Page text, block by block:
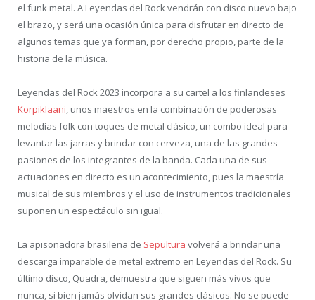
el funk metal. A Leyendas del Rock vendrán con disco nuevo bajo
el brazo, y será una ocasión única para disfrutar en directo de
algunos temas que ya forman, por derecho propio, parte de la
historia de la música.
Leyendas del Rock 2023 incorpora a su cartel a los finlandeses
Korpiklaani, unos maestros en la combinación de poderosas
melodías folk con toques de metal clásico, un combo ideal para
levantar las jarras y brindar con cerveza, una de las grandes
pasiones de los integrantes de la banda. Cada una de sus
actuaciones en directo es un acontecimiento, pues la maestría
musical de sus miembros y el uso de instrumentos tradicionales
suponen un espectáculo sin igual.
La apisonadora brasileña de Sepultura volverá a brindar una
descarga imparable de metal extremo en Leyendas del Rock. Su
último disco, Quadra, demuestra que siguen más vivos que
nunca, si bien jamás olvidan sus grandes clásicos. No se puede